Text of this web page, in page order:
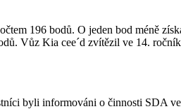
196 bodů. O jeden bod méně
Vůz Kia cee´d zvítězil ve 14.
byli informováni o činnosti SDA